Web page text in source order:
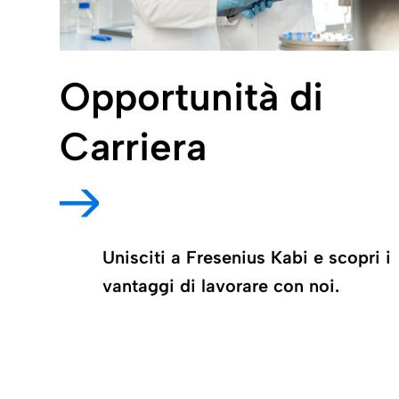
Opportunità di
Carriera
Unisciti a Fresenius Kabi e scopri i
vantaggi di lavorare con noi.